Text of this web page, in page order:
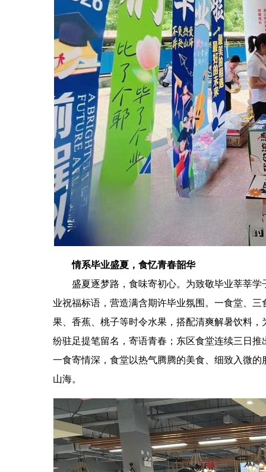
情系毕业盛夏，食忆青春韶华
盛夏逐梦路，食味寄初心。为致敬毕业莘莘
业祝福标语，营造满含期许毕业氛围。一食堂、
果、香蕉、桃子等时令水果，搭配清爽解暑饮料
纷驻足提笔留名，寄语青春；东区食堂连续三日
一食寄情深，食堂以热气腾腾的美食、细致入微
山海。